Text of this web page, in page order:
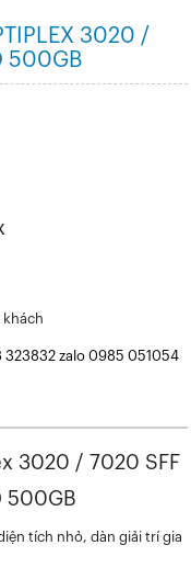
3020 /
500GB
khách
zalo 0985 051054
3020 / 7020 SFF
500GB
tích nhỏ, dàn giải trí gia